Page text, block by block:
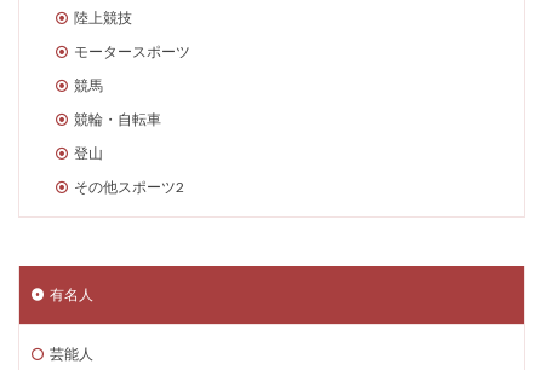
陸上競技
モータースポーツ
競馬
競輪・自転車
登山
その他スポーツ2
有名人
芸能人